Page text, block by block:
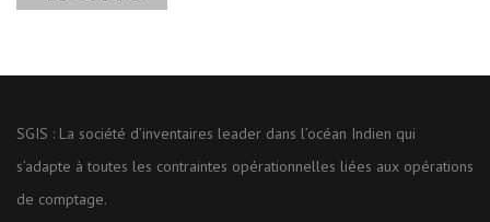
SGIS : La société d’inventaires leader dans l’océan Indien qui
s’adapte à toutes les contraintes opérationnelles liées aux opérations
de comptage.